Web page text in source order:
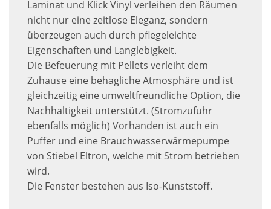
Laminat und Klick Vinyl verleihen den Räumen
nicht nur eine zeitlose Eleganz, sondern
überzeugen auch durch pflegeleichte
Eigenschaften und Langlebigkeit.
Die Befeuerung mit Pellets verleiht dem
Zuhause eine behagliche Atmosphäre und ist
gleichzeitig eine umweltfreundliche Option, die
Nachhaltigkeit unterstützt. (Stromzufuhr
ebenfalls möglich) Vorhanden ist auch ein
Puffer und eine Brauchwasserwärmepumpe
von Stiebel Eltron, welche mit Strom betrieben
wird.
Die Fenster bestehen aus Iso-Kunststoff.